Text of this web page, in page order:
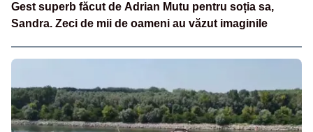
Gest superb făcut de Adrian Mutu pentru soția sa,
Sandra. Zeci de mii de oameni au văzut imaginile